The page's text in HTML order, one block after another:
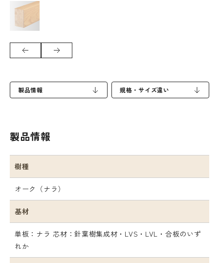
製品情報 規格・サイズ違い
製品情報
樹種
オーク（ナラ）
基材
単板：ナラ 芯材：針葉樹集成材・LVS・LVL・合板のいず
れか